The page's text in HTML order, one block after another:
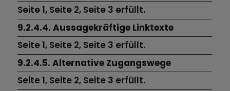
Seite 1, Seite 2, Seite 3 erfüllt.
9.2.4.4. Aussagekräftige Linktexte
Seite 1, Seite 2, Seite 3 erfüllt.
9.2.4.5. Alternative Zugangswege
Seite 1, Seite 2, Seite 3 erfüllt.